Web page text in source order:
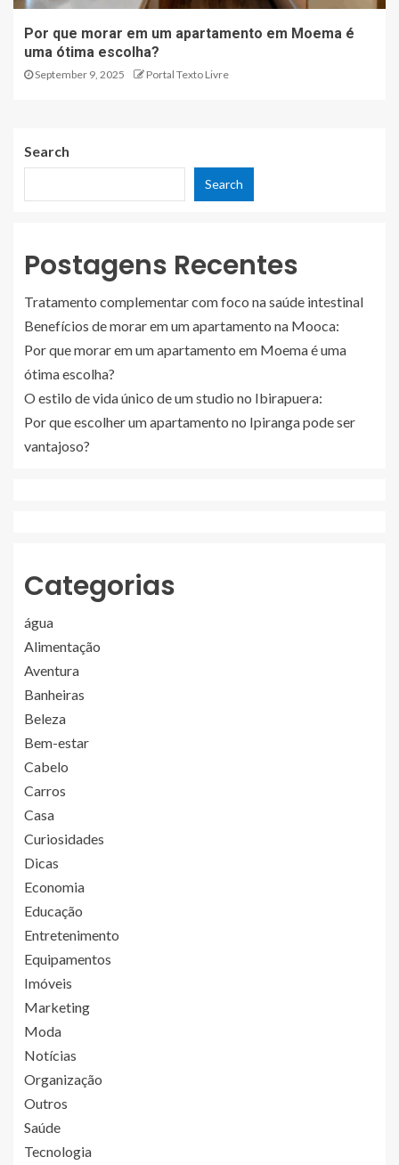
Por que morar em um apartamento em Moema é
uma ótima escolha?
September 9, 2025 Portal Texto Livre
Search
Search
Postagens Recentes
Tratamento complementar com foco na saúde intestinal
Benefícios de morar em um apartamento na Mooca:
Por que morar em um apartamento em Moema é uma
ótima escolha?
O estilo de vida único de um studio no Ibirapuera:
Por que escolher um apartamento no Ipiranga pode ser
vantajoso?
Categorias
água
Alimentação
Aventura
Banheiras
Beleza
Bem-estar
Cabelo
Carros
Casa
Curiosidades
Dicas
Economia
Educação
Entretenimento
Equipamentos
Imóveis
Marketing
Moda
Notícias
Organização
Outros
Saúde
Tecnologia